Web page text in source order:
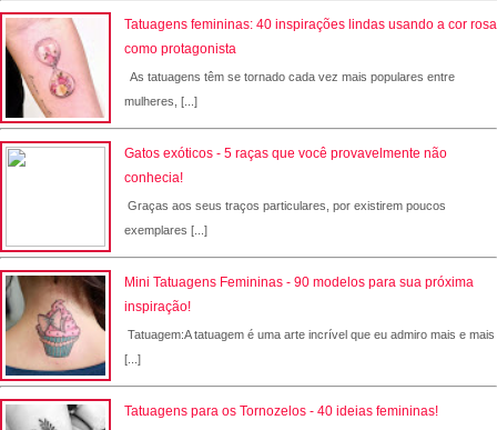
Tatuagens femininas: 40 inspirações lindas usando a cor rosa
como protagonista
As tatuagens têm se tornado cada vez mais populares entre
mulheres, [...]
Gatos exóticos - 5 raças que você provavelmente não
conhecia!
Graças aos seus traços particulares, por existirem poucos
exemplares [...]
Mini Tatuagens Femininas - 90 modelos para sua próxima
inspiração!
Tatuagem:A tatuagem é uma arte incrível que eu admiro mais e mais
[...]
Tatuagens para os Tornozelos - 40 ideias femininas!